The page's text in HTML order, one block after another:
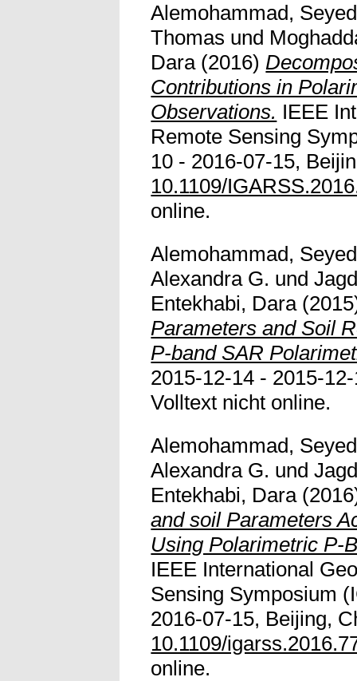
Alemohammad,
Thomas und
Dara(2016)
Contributions in
Observations. IEEE
Remote Sensing
10 - 2016-07-15,
10.1109/
online.
Alemohammad,
Alexandra G. und
Entekhabi, Dara
Parameters and Soil
P-band SAR
2015-12-14 - 2015-
Volltext nicht online.
Alemohammad,
Alexandra G. und
Entekhabi, Dara
and soil Parameters
Using Polarimetric P-
IEEE International
Sensing Symposium
2016-07-15, Beijing,
10.1109/
online.